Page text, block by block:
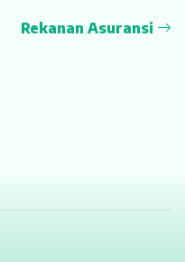
Rekanan Asuransi